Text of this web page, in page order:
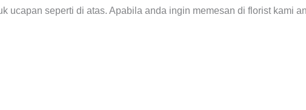
ucapan seperti di atas. Apabila anda ingin memesan di florist kami